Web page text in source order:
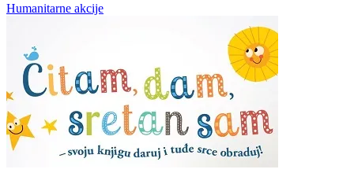
Humanitarne akcije